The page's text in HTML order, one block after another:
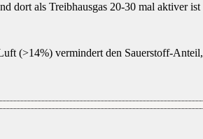
dort als Treibhausgas 20-30 mal aktiver ist
(>14%) vermindert den Sauerstoff-Anteil,